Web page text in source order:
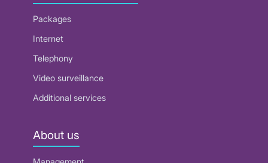
Packages
Internet
Telephony
Video surveillance
Additional services
About us